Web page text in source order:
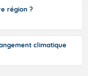
région ?
climatique